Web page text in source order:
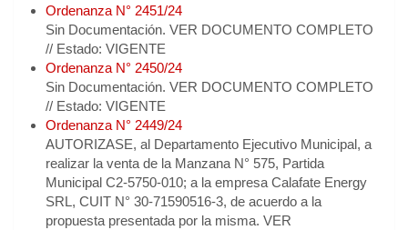
Ordenanza N° 2451/24
Sin Documentación. VER DOCUMENTO COMPLETO
// Estado: VIGENTE
Ordenanza N° 2450/24
Sin Documentación. VER DOCUMENTO COMPLETO
// Estado: VIGENTE
Ordenanza N° 2449/24
AUTORIZASE, al Departamento Ejecutivo Municipal, a
realizar la venta de la Manzana N° 575, Partida
Municipal C2-5750-010; a la empresa Calafate Energy
SRL, CUIT N° 30-71590516-3, de acuerdo a la
propuesta presentada por la misma. VER